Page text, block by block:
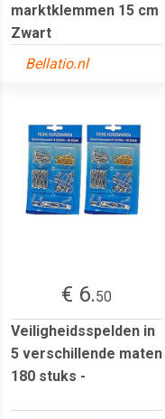
marktklemmen 15 cm
Zwart
Bellatio.nl
€ 6.50
Veiligheidsspelden in
5 verschillende maten
180 stuks -